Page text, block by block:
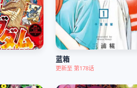
蓝箱
更新至 第178话